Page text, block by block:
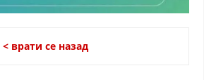
< врати се назад